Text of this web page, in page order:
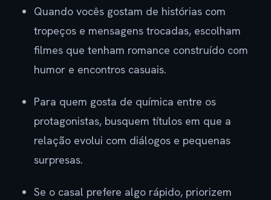
Quando vocês gostam de histórias com
tropeços e mensagens trocadas, escolham
filmes que tenham romance construído com
humor e encontros casuais.
Para quem gosta de química entre os
protagonistas, busquem títulos em que a
relação evolui com diálogos e pequenas
surpresas.
Se o casal prefere algo rápido, priorizem